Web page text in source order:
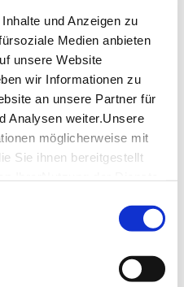
und Anzeigen zu
Medien anbieten
unsere Website
wir Informationen zu
an unsere Partner für
Analysen weiter.Unsere
möglicherweise mit
Sie ihnen bereitgestellt
muss vorab in ein Ticket
im Haus des Tourismus.
nicht in Verbindung mit
Sie unter „Buchen“.